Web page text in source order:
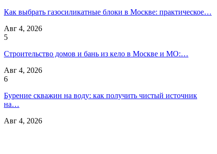
Как выбрать газосиликатные блоки в Москве: практическое…
Авг 4, 2026
5
Строительство домов и бань из кело в Москве и МО:…
Авг 4, 2026
6
Бурение скважин на воду: как получить чистый источник
на…
Авг 4, 2026